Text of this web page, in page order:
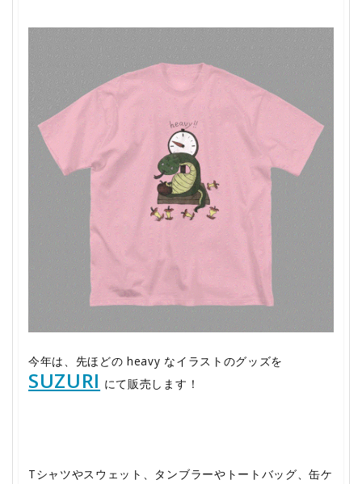
今年は、先ほどの heavy なイラストのグッズを
SUZURI にて販売します！
Tシャツやスウェット、タンブラーやトートバッグ、缶ケ